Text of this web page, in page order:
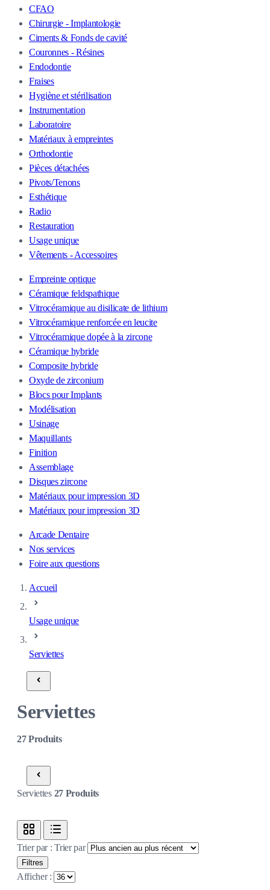
CFAO
Chirurgie - Implantologie
Ciments & Fonds de cavité
Couronnes - Résines
Endodontie
Fraises
Hygiène et stérilisation
Instrumentation
Laboratoire
Matériaux à empreintes
Orthodontie
Pièces détachées
Pivots/Tenons
Esthétique
Radio
Restauration
Usage unique
Vêtements - Accessoires
Empreinte optique
Céramique feldspathique
Vitrocéramique au disilicate de lithium
Vitrocéramique renforcée en leucite
Vitrocéramique dopée à la zircone
Céramique hybride
Composite hybride
Oxyde de zirconium
Blocs pour Implants
Modélisation
Usinage
Maquillants
Finition
Assemblage
Disques zircone
Matériaux pour impression 3D
Matériaux pour impression 3D
Arcade Dentaire
Nos services
Foire aux questions
Accueil
Usage unique
Serviettes
Serviettes
27Produits
Serviettes 27 Produits
Trier par :Trier par
Filtres
Afficher :